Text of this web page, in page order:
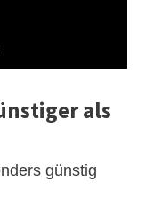
als
günstig